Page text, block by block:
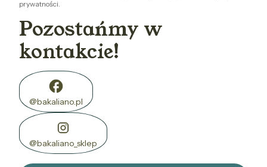
prywatności.
Pozostańmy w
kontakcie!
@bakaliano.pl
@bakaliano_sklep